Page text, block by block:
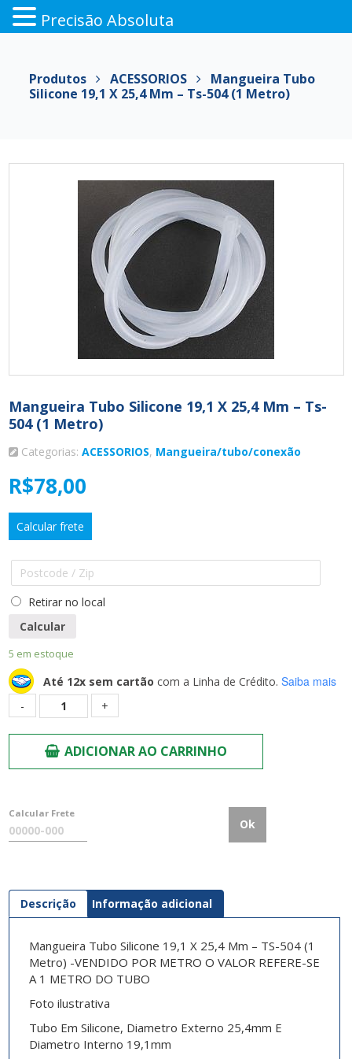
conteúdo
Produtos ACESSORIOS
Mangueira Tubo
Silicone 19,1 X 25,4 Mm – Ts-504 (1 Metro)
Mangueira Tubo Silicone 19,1 X 25,4 Mm – Ts-
504 (1 Metro)
Categorias: ACESSORIOS, Mangueira/tubo/conexão
R$78,00
Calcular frete
Retirar no local
Calcular
5 em estoque
Até 12x sem cartão com a Linha de Crédito. Saiba mais
Quantidade
ADICIONAR AO CARRINHO
Calcular Frete
Ok
Descrição Informação adicional
Mangueira Tubo Silicone 19,1 X 25,4 Mm – TS-504 (1
Metro) -VENDIDO POR METRO O VALOR REFERE-SE
A 1 METRO DO TUBO
Foto ilustrativa
Tubo Em Silicone, Diametro Externo 25,4mm E
Diametro Interno 19,1mm
Precisão Absoluta